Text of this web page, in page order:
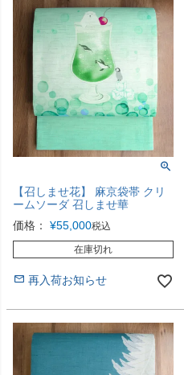
【召しませ花】 麻京袋帯 クリ
ームソーダ 召しませ華
価格：
¥55,000税込
在庫切れ
再入荷お知らせ